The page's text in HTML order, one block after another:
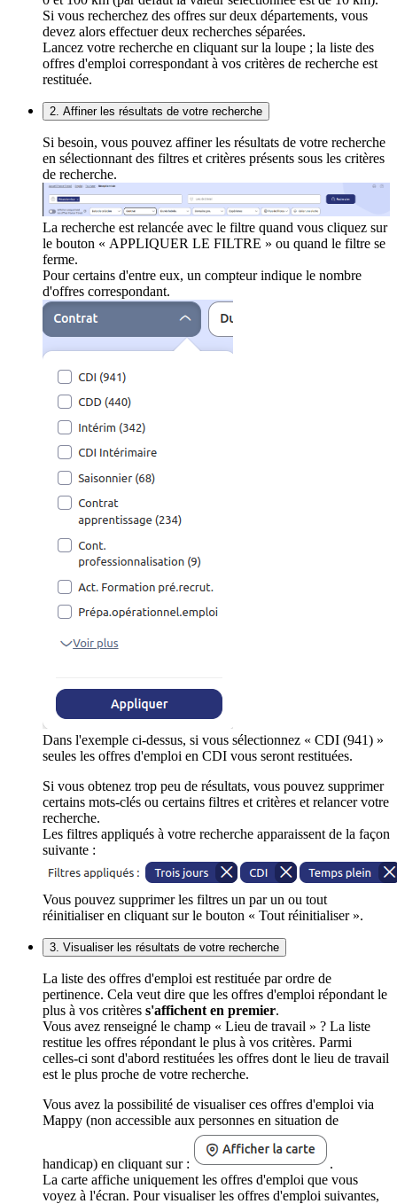
Si vous recherchez des offres sur deux départements, vous
devez alors effectuer deux recherches séparées.
Lancez votre recherche en cliquant sur la loupe ; la liste des
offres d'emploi correspondant à vos critères de recherche est
restituée.
2. Affiner les résultats de votre recherche
Si besoin, vous pouvez affiner les résultats de votre recherche
en sélectionnant des filtres et critères présents sous les critères
de recherche.
La recherche est relancée avec le filtre quand vous cliquez sur
le bouton « APPLIQUER LE FILTRE » ou quand le filtre se
ferme.
Pour certains d'entre eux, un compteur indique le nombre
d'offres correspondant.
Dans l'exemple ci-dessus, si vous sélectionnez « CDI (941) »
seules les offres d'emploi en CDI vous seront restituées.
Si vous obtenez trop peu de résultats, vous pouvez supprimer
certains mots-clés ou certains filtres et critères et relancer votre
recherche.
Les filtres appliqués à votre recherche apparaissent de la façon
suivante :
Vous pouvez supprimer les filtres un par un ou tout
réinitialiser en cliquant sur le bouton « Tout réinitialiser ».
3. Visualiser les résultats de votre recherche
La liste des offres d'emploi est restituée par ordre de
pertinence. Cela veut dire que les offres d'emploi répondant le
plus à vos critères s'affichent en premier.
Vous avez renseigné le champ « Lieu de travail » ? La liste
restitue les offres répondant le plus à vos critères. Parmi
celles-ci sont d'abord restituées les offres dont le lieu de travail
est le plus proche de votre recherche.
Vous avez la possibilité de visualiser ces offres d'emploi via
Mappy (non accessible aux personnes en situation de
handicap) en cliquant sur :
.
La carte affiche uniquement les offres d'emploi que vous
voyez à l'écran. Pour visualiser les offres d'emploi suivantes,